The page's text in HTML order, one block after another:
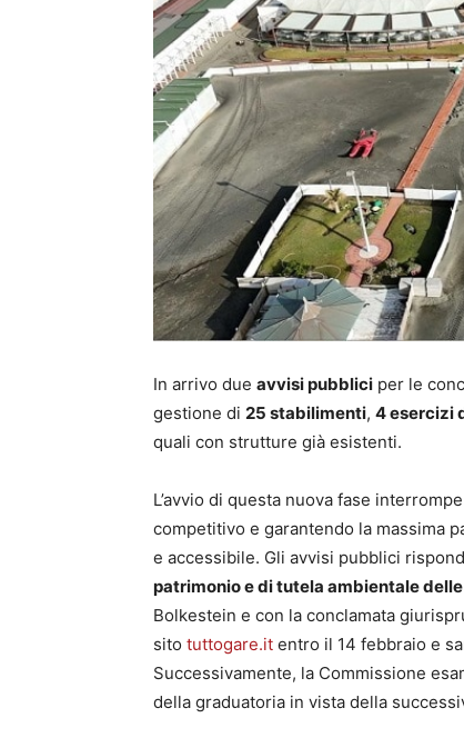
In arrivo due avvisi pubblici per le
gestione di 25 stabilimenti, 4 esercizi
quali con strutture già esistenti.
L’avvio di questa nuova fase
competitivo e garantendo la massima
e accessibile. Gli avvisi pubblici
patrimonio e di tutela ambientale
Bolkestein e con la conclamata
sito tuttogare.it entro il 14 febbraio e
Successivamente, la Commissione
della graduatoria in vista della